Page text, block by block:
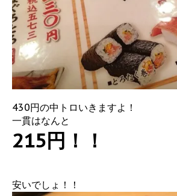
430円の中トロいきますよ！
一貫はなんと
215円！！
安いでしょ！！